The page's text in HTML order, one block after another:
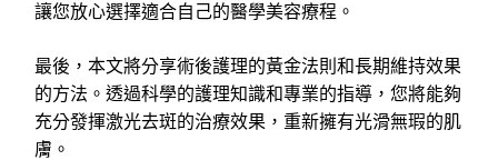
讓您放心選擇適合自己的醫學美容療程。
最後，本文將分享術後護理的黃金法則和長期維持效果
的方法。透過科學的護理知識和專業的指導，您將能夠
充分發揮激光去斑的治療效果，重新擁有光滑無瑕的肌
膚。